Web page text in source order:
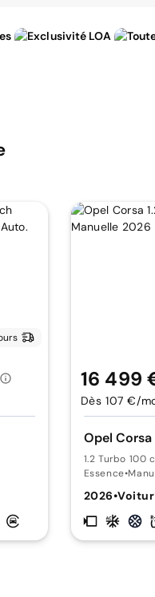
Opel Corsa
1.2 Turbo 100
Essence•
2026•
16 499
Dès 107 €/